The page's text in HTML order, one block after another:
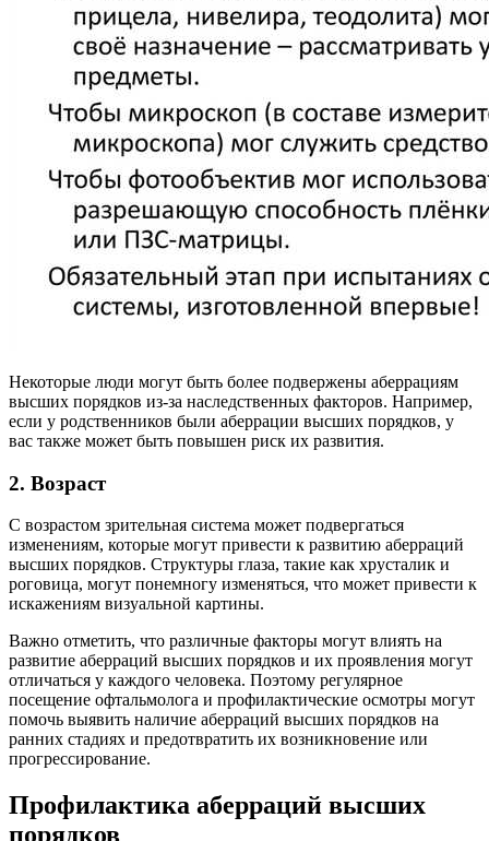
Некоторые люди могут быть более подвержены аберрациям
высших порядков из-за наследственных факторов. Например,
если у родственников были аберрации высших порядков, у
вас также может быть повышен риск их развития.
2. Возраст
С возрастом зрительная система может подвергаться
изменениям, которые могут привести к развитию аберраций
высших порядков. Структуры глаза, такие как хрусталик и
роговица, могут понемногу изменяться, что может привести к
искажениям визуальной картины.
Важно отметить, что различные факторы могут влиять на
развитие аберраций высших порядков и их проявления могут
отличаться у каждого человека. Поэтому регулярное
посещение офтальмолога и профилактические осмотры могут
помочь выявить наличие аберраций высших порядков на
ранних стадиях и предотвратить их возникновение или
прогрессирование.
Профилактика аберраций высших
порядков